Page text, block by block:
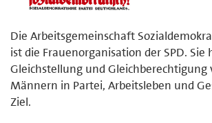
Die Arbeitsgemeinschaft
ist die Frauenorganisation der SPD. Sie
Gleichstellung und Gleichberechtigung
Männern in Partei, Arbeitsleben und
Ziel.